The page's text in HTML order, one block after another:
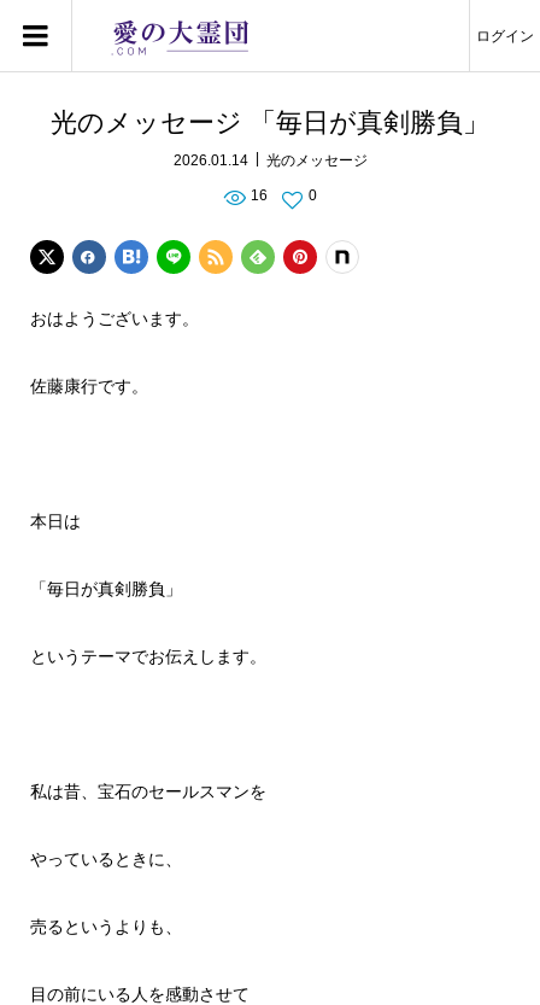
ログイン
光のメッセージ 「毎日が真剣勝負」
2026.01.14 光のメッセージ
16 0
おはようございます。
佐藤康行です。
本日は
「毎日が真剣勝負」
というテーマでお伝えします。
私は昔、宝石のセールスマンを
やっているときに、
売るというよりも、
目の前にいる人を感動させて